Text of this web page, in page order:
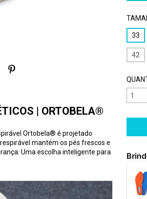
| ORTOBELA®
Ortobela® é projetado
mantém os pés frescos e
Uma escolha inteligente para
33
42